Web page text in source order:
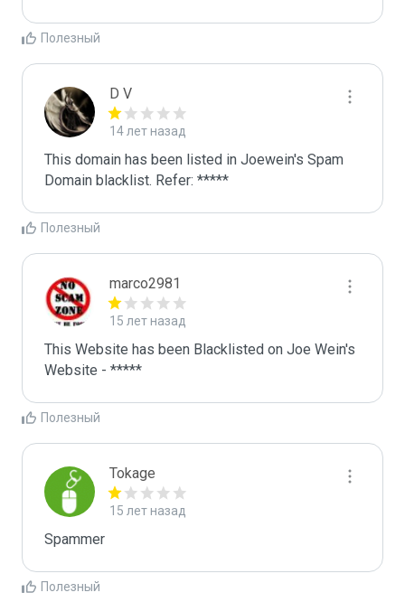
Полезный
D V
14 лет назад
This domain has been listed in Joewein's Spam
Domain blacklist. Refer: *****
Полезный
marco2981
15 лет назад
This Website has been Blacklisted on Joe Wein's
Website - *****
Полезный
Tokage
15 лет назад
Spammer
Полезный